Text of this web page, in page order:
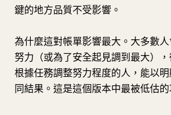
鍵的地方品質不受影響。
為什麼這對帳單影響最大。大多數
努力（或為了安全起見調到最大）
根據任務調整努力程度的人，能以
同結果。這是這個版本中最被低估的